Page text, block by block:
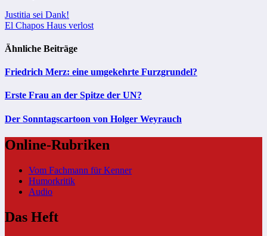
Beitragsnavigation
Justitia sei Dank!
El Chapos Haus verlost
Ähnliche Beiträge
Friedrich Merz: eine umgekehrte Furzgrundel?
Erste Frau an der Spitze der UN?
Der Sonntagscartoon von Holger Weyrauch
Online-Rubriken
Vom Fachmann für Kenner
Humorkritik
Audio
Das Heft